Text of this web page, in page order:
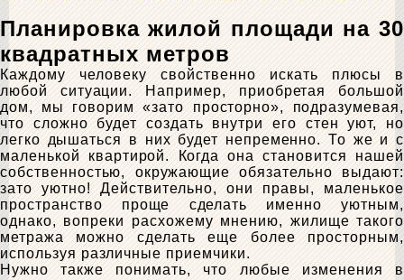
Планировка жилой площади на 30
квадратных метров
Каждому человеку свойственно искать плюсы в
любой ситуации. Например, приобретая большой
дом, мы говорим «зато просторно», подразумевая,
что сложно будет создать внутри его стен уют, но
легко дышаться в них будет непременно. То же и с
маленькой квартирой. Когда она становится нашей
собственностью, окружающие обязательно выдают:
зато уютно! Действительно, они правы, маленькое
пространство проще сделать именно уютным,
однако, вопреки расхожему мнению, жилище такого
метража можно сделать еще более просторным,
используя различные приемчики.
Нужно также понимать, что любые изменения в